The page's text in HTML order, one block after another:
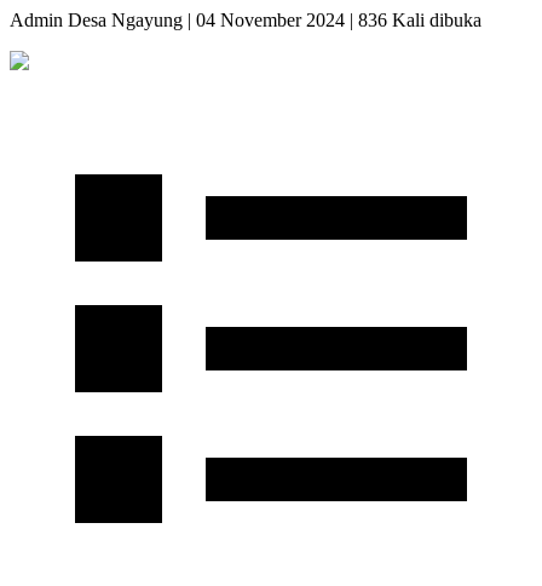
Admin Desa Ngayung | 04 November 2024 | 836 Kali dibuka